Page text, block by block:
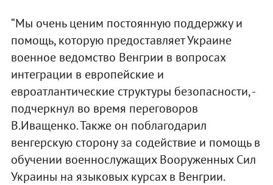
“Мы очень ценим постоянную поддержку и
помощь, которую предоставляет Украине
военное ведомство Венгрии в вопросах
интеграции в европейские и
евроатлантические структуры безопасности, -
подчеркнул во время переговоров
В.Иващенко. Также он поблагодарил
венгерскую сторону за содействие и помощь в
обучении военнослужащих Вооруженных Сил
Украины на языковых курсах в Венгрии.